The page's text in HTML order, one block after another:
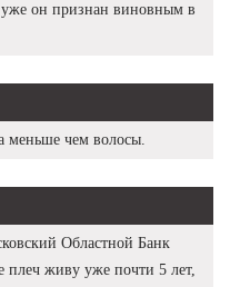
уже он признан виновным в
меньше чем волосы.
Областной Банк
плеч живу уже почти 5 лет,